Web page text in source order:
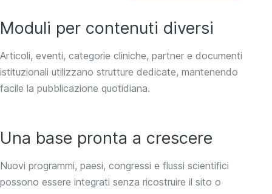
Moduli per contenuti diversi
Articoli, eventi, categorie cliniche, partner e documenti
istituzionali utilizzano strutture dedicate, mantenendo
facile la pubblicazione quotidiana.
Una base pronta a crescere
Nuovi programmi, paesi, congressi e flussi scientifici
possono essere integrati senza ricostruire il sito o